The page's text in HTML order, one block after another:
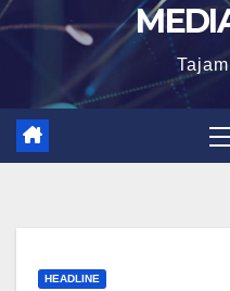
HEADLINE